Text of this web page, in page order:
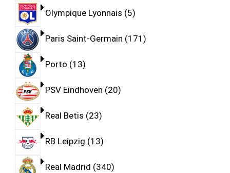
Olympique Lyonnais 5
Paris Saint-Germain 171
Porto 13
PSV Eindhoven 20
Real Betis 23
RB Leipzig 13
Real Madrid 340